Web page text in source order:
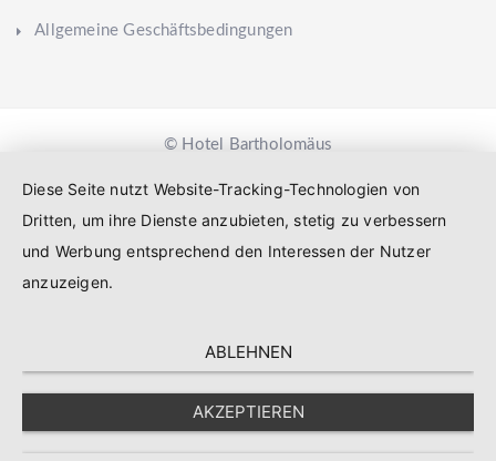
Allgemeine Geschäftsbedingungen
© Hotel Bartholomäus
Diese Seite nutzt Website-Tracking-Technologien von
Dritten, um ihre Dienste anzubieten, stetig zu verbessern
und Werbung entsprechend den Interessen der Nutzer
anzuzeigen.
ABLEHNEN
AKZEPTIEREN